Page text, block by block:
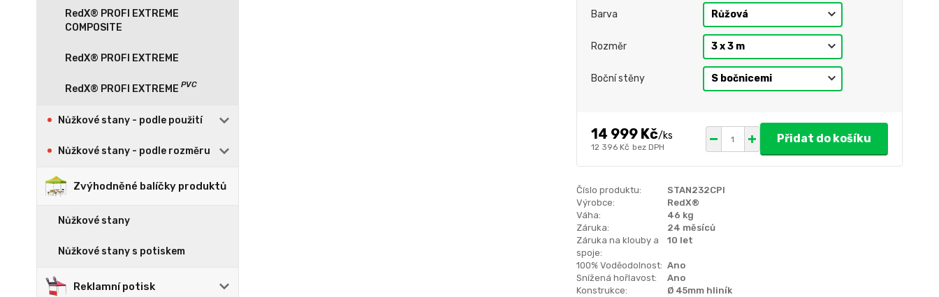
RedX® PROFI EXTREME
COMPOSITE
RedX® PROFI EXTREME
Nůžkové stany - podle použití
Nůžkové stany - podle rozměru
Zvýhodněné balíčky produktů
Nůžkové stany
Nůžkové stany s potiskem
Reklamní potisk
Barva
Rozměr
Boční stěny
14 999 Kč/ks
12 396 Kč bez DPH
Přidat do košíku
Číslo produktu:
STAN232CPI
Výrobce:
RedX®
Váha:
46 kg
Záruka:
24 měsíců
Záruka na klouby a
spoje:
10 let
100% Voděodolnost: Ano
Snížená hořlavost:
Ano
Konstrukce:
Ø 45mm hliník